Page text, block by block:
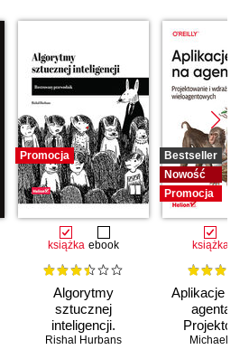
Promocja
książka ebook
Algorytmy
sztucznej
inteligencji.
Ilustrowany
Rishal Hurbans
Bestseller
Nowość
Promocja
książka
Aplikacje
agentach
Michael